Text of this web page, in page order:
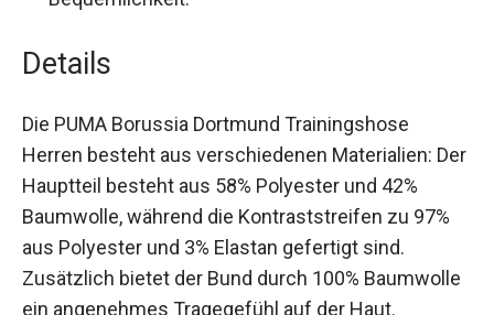
auch Bequemlichkeit.
Details
Die PUMA Borussia Dortmund Trainingshose
Herren besteht aus verschiedenen Materialien:
Der Hauptteil besteht aus 58% Polyester und 42%
Baumwolle, während die Kontraststreifen zu 97%
aus Polyester und 3% Elastan gefertigt sind.
Zusätzlich bietet der Bund durch 100%